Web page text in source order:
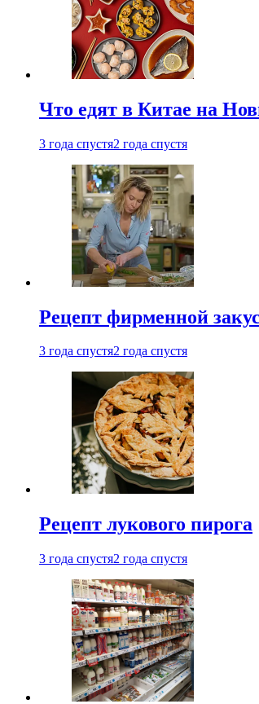
Что едят в Китае на
3 года спустя2 года спустя
Рецепт фирменной
3 года спустя2 года спустя
Рецепт лукового пирога
3 года спустя2 года спустя